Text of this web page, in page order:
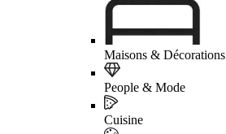
Maisons & Décorations
People & Mode
Cuisine